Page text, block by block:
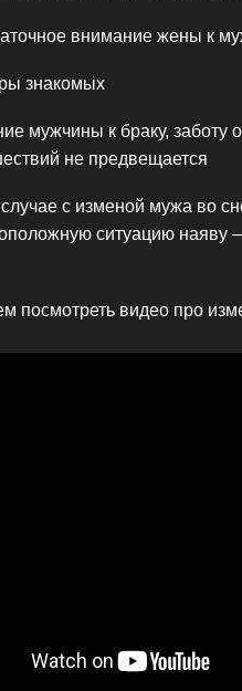
внимание жены к
знакомых
мужчины к браку, заботу
не предвещается
случае с изменой мужа во
ситуацию наяву
посмотреть видео про